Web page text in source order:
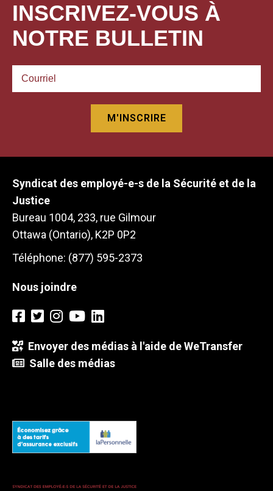
INSCRIVEZ-VOUS À
NOTRE BULLETIN
Syndicat des employé-e-s de la Sécurité et de la
Justice
Bureau 1004, 233, rue Gilmour
Ottawa (Ontario), K2P 0P2
Téléphone: (877) 595-2373
Nous joindre
Envoyer des médias à l'aide de WeTransfer
Salle des médias